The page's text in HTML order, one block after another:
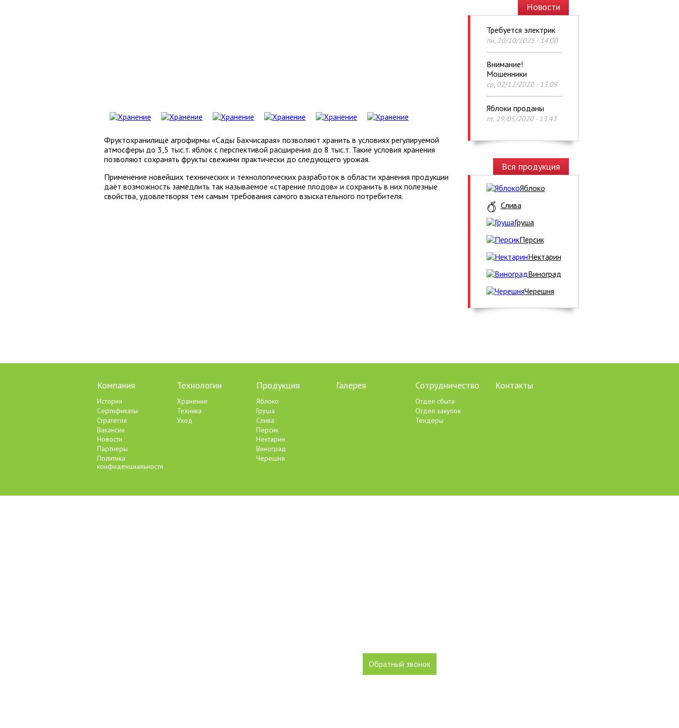
Фруктохранилище агрофирмы «Сады Бахчисарая» позволяют хранить в условиях регулируемой
атмосферы до 3,5 тыс.т. яблок с перспективой расширения до 8 тыс.т. Такие условия хранения
позволяют сохранять фрукты свежими практически до следующего урожая.
Применение новейших технических и технологических разработок в области хранения продукции
даёт возможность замедлить так называемое «старение плодов» и сохранить в них полезные
свойства, удовлетворяя тем самым требования самого взыскательного потребителя.
Новости
Требуется электрик
пн, 20/10/2025 - 14:00
Внимание!
Мошенники
ср, 02/12/2020 - 13:09
Яблоки проданы
пт, 29/05/2020 - 13:43
Вся продукция
Яблоко
Слива
Груша
Персик
Нектарин
Виноград
Черешня
Компания
История
Сертификаты
Стратегия
Вакансии
Новости
Партнеры
Политика
конфиденциальности
Технологии
Хранение
Техника
Уход
Продукция
Яблоко
Груша
Слива
Персик
Нектарин
Виноград
Черешня
Галерея Сотрудничество
Отдел сбыта
Отдел закупок
Тендеры
Контакты
Обратный звонок